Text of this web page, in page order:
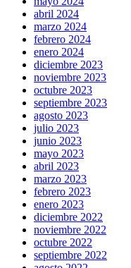
abril 2024
marzo 2024
febrero 2024
enero 2024
diciembre 2023
noviembre 2023
octubre 2023
septiembre 2023
agosto 2023
julio 2023
junio 2023
mayo 2023
abril 2023
marzo 2023
febrero 2023
enero 2023
diciembre 2022
noviembre 2022
octubre 2022
septiembre 2022